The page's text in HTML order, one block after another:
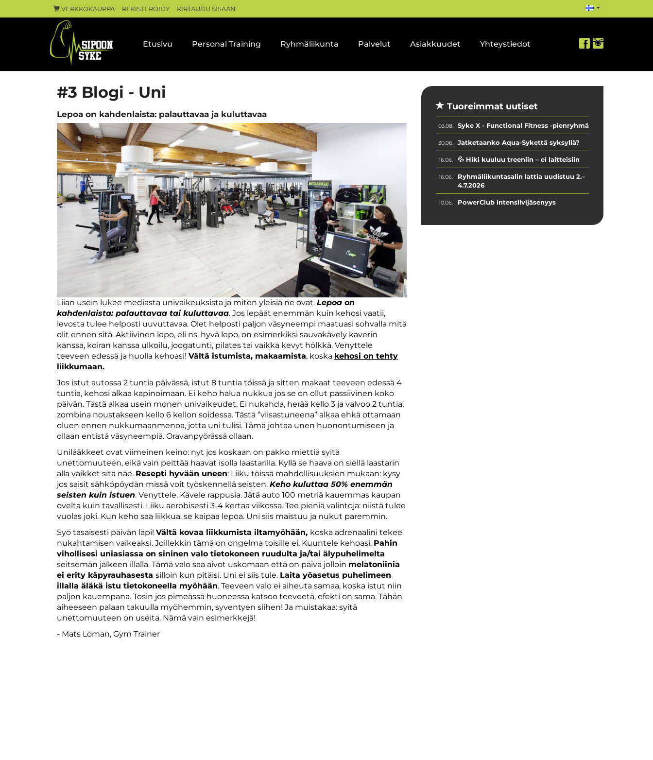
VERKKOKAUPPA REKISTERÖIDY KIRJAUDU SISÄÄN
Etusivu Personal Training Ryhmäliikunta Palvelut Asiakkuudet Yhteystiedot
#3 Blogi - Uni
Lepoa on kahdenlaista: palauttavaa ja kuluttavaa
Liian usein lukee mediasta univaikeuksista ja miten yleisiä ne ovat. Lepoa on
kahdenlaista: palauttavaa tai kuluttavaa. Jos lepäät enemmän kuin kehosi vaatii,
levosta tulee helposti uuvuttavaa. Olet helposti paljon väsyneempi maatuasi sohvalla mitä
olit ennen sitä. Aktiivinen lepo, eli ns. hyvä lepo, on esimerkiksi sauvakävely kaverin
kanssa, koiran kanssa ulkoilu, joogatunti, pilates tai vaikka kevyt hölkkä. Venyttele
teeveen edessä ja huolla kehoasi! Vältä istumista, makaamista, koska kehosi on tehty
liikkumaan.
Jos istut autossa 2 tuntia päivässä, istut 8 tuntia töissä ja sitten makaat teeveen edessä 4
tuntia, kehosi alkaa kapinoimaan. Ei keho halua nukkua jos se on ollut passiivinen koko
päivän. Tästä alkaa usein monen univaikeudet. Ei nukahda, herää kello 3 ja valvoo 2 tuntia,
zombina noustakseen kello 6 kellon soidessa. Tästä ”viisastuneena” alkaa ehkä ottamaan
oluen ennen nukkumaanmenoa, jotta uni tulisi. Tämä johtaa unen huonontumiseen ja
ollaan entistä väsyneempiä. Oravanpyörässä ollaan.
Unilääkkeet ovat viimeinen keino: nyt jos koskaan on pakko miettiä syitä
unettomuuteen, eikä vain peittää haavat isolla laastarilla. Kyllä se haava on siellä laastarin
alla vaikket sitä näe. Resepti hyvään uneen: Liiku töissä mahdollisuuksien mukaan: kysy
jos saisit sähköpöydän missä voit työskennellä seisten. Keho kuluttaa 50% enemmän
seisten kuin istuen. Venyttele. Kävele rappusia. Jätä auto 100 metriä kauemmas kaupan
ovelta kuin tavallisesti. Liiku aerobisesti 3-4 kertaa viikossa. Tee pieniä valintoja: niistä tulee
vuolas joki. Kun keho saa liikkua, se kaipaa lepoa. Uni siis maistuu ja nukut paremmin.
Syö tasaisesti päivän läpi! Vältä kovaa liikkumista iltamyöhään, koska adrenaalini tekee
nukahtamisen vaikeaksi. Joillekkin tämä on ongelma toisille ei. Kuuntele kehoasi. Pahin
vihollisesi uniasiassa on sininen valo tietokoneen ruudulta ja/tai älypuhelimelta
seitsemän jälkeen illalla. Tämä valo saa aivot uskomaan että on päivä jolloin melatoniinia
ei erity käpyrauhasesta silloin kun pitäisi. Uni ei siis tule. Laita yöasetus puhelimeen
illalla äläkä istu tietokoneella myöhään. Teeveen valo ei aiheuta samaa, koska istut niin
paljon kauempana. Tosin jos pimeässä huoneessa katsoo teeveetä, efekti on sama. Tähän
aiheeseen palaan takuulla myöhemmin, syventyen siihen! Ja muistakaa: syitä
unettomuuteen on useita. Nämä vain esimerkkejä!
​​​​​​​- Mats Loman, Gym Trainer
Tuoreimmat uutiset
03.08. Syke X - Functional Fitness -pienryhmä
30.06. Jatketaanko Aqua-Sykettä syksyllä?
16.06. 💦 Hiki kuuluu treeniin – ei laitteisiin
16.06.
Ryhmäliikuntasalin lattia uudistuu 2.–
4.7.2026
10.06. PowerClub intensiivijäsenyys